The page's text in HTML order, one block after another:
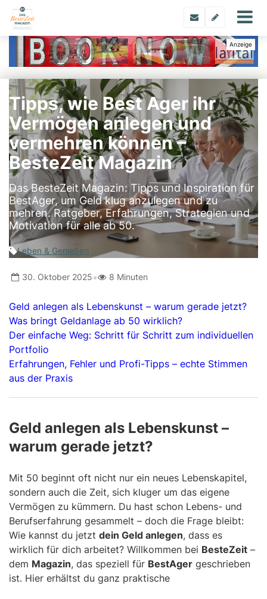
Tipps, wie Best Ager ihr
Vermögen anlegen und
vermehren können –
BesteZeit Magazin
Das BesteZeit Magazin: Tipps und Inspiration für
BestAger, um Geld klug anzulegen und zu
mehren. Ratgeber, Erfahrungen, Strategien und
Motivation für alle ab 50.
Leben & Genießen
30. Oktober 2025• 8 Minuten
Geld anlegen als Lebenskunst – warum gerade jetzt?
Was bringt Geldanlage ab 50 wirklich?
Der einfache Weg: Schritt für Schritt zum individuellen
Portfolio
Erfahrungen, Fehler und Profi-Tipps – echte Stimmen
aus der Praxis
Geld anlegen als Lebenskunst –
warum gerade jetzt?
Mit 50 beginnt oft nicht nur ein neues Lebenskapitel,
sondern auch die Zeit, sich kluger um das eigene
Vermögen zu kümmern. Du hast schon Lebens- und
Berufserfahrung gesammelt – doch die Frage bleibt:
Wie kannst du jetzt dein Geld anlegen, dass es
wirklich für dich arbeitet? Willkommen bei BesteZeit –
dem Magazin, das speziell für BestAger geschrieben
ist. Hier erhältst du ganz praktische